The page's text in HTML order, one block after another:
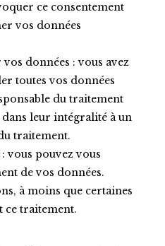
ce consentement
vos données
données : vous avez
toutes vos données
du traitement
leur intégralité à un
traitement.
vous pouvez vous
de vos données.
à moins que certaines
ce traitement.